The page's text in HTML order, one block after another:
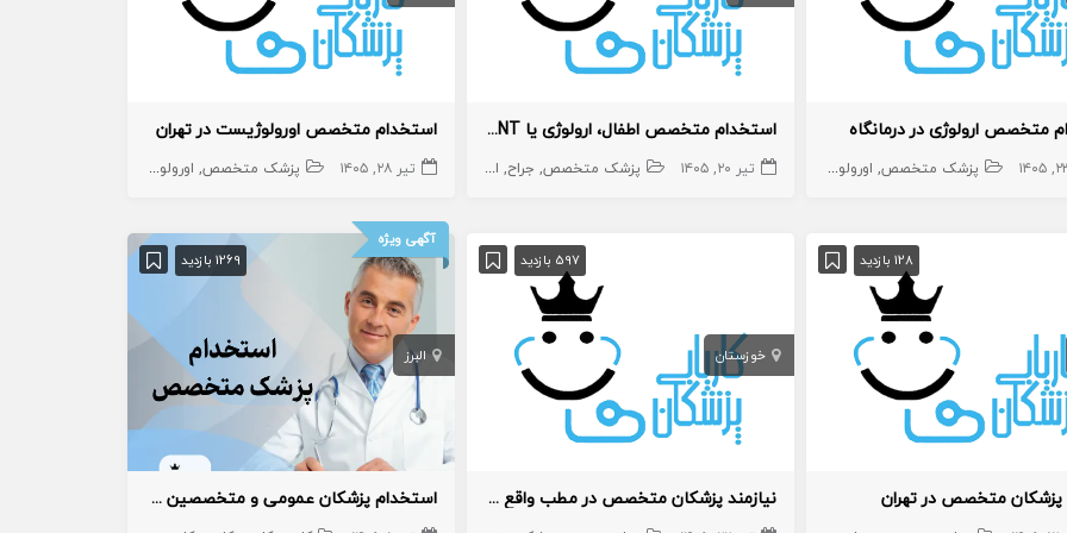
متخصص ارولوژی در درمانگاه
پزشک متخصص اورولوژی
استخدام متخصص اطفال، ارولوژی یا ENT در خرمشهر
تیر ۲۰, ۱۴۰۵ پزشک متخصص جراح اطفال اورولوژی
استخدام متخصص اورولوژیست در تهران
تیر ۲۸, ۱۴۰۵ پزشک متخصص اورولوژی
128 بازدید
پزشکان متخصص در تهران
597 بازدید
خوزستان
نیازمند پزشکان متخصص در مطب واقع در خرمشهر
آگهی ویژه
1269 بازدید
البرز
استخدام پزشکان عمومی و متخصصین و دندانپزشکان